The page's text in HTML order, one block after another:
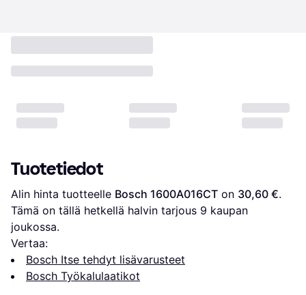
Tuotetiedot
Alin hinta tuotteelle Bosch 1600A016CT on 30,60 €.
Tämä on tällä hetkellä halvin tarjous 9 kaupan
joukossa.
Vertaa:
Bosch Itse tehdyt lisävarusteet
Bosch Työkalulaatikot